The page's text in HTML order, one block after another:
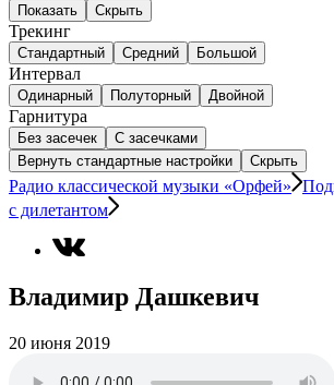
Показать Скрыть
Трекинг
Стандартный Средний Большой
Интервал
Одинарный Полуторный Двойной
Гарнитура
Без засечек
С засечками
Вернуть стандартные настройки
Скрыть
Радио классической музыки «Орфей»
с дилетантом
Владимир Дашкевич
20 июня 2019